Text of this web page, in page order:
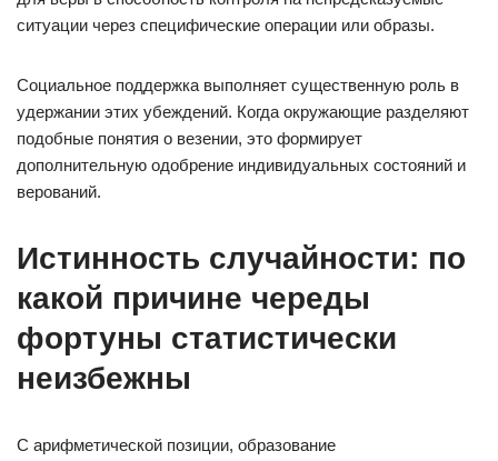
ситуации через специфические операции или образы.
Социальное поддержка выполняет существенную роль в
удержании этих убеждений. Когда окружающие разделяют
подобные понятия о везении, это формирует
дополнительную одобрение индивидуальных состояний и
верований.
Истинность случайности: по
какой причине череды
фортуны статистически
неизбежны
С арифметической позиции, образование